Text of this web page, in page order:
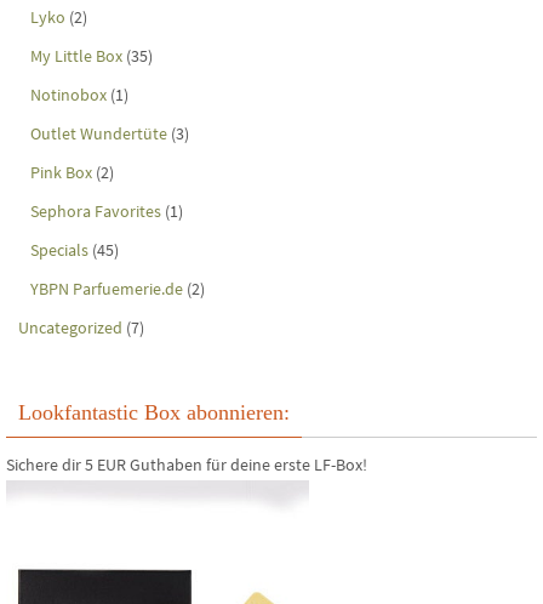
Lyko (2)
My Little Box (35)
Notinobox (1)
Outlet Wundertüte (3)
Pink Box (2)
Sephora Favorites (1)
Specials (45)
YBPN Parfuemerie.de (2)
Uncategorized (7)
Lookfantastic Box abonnieren:
Sichere dir 5 EUR Guthaben für deine erste LF-Box!